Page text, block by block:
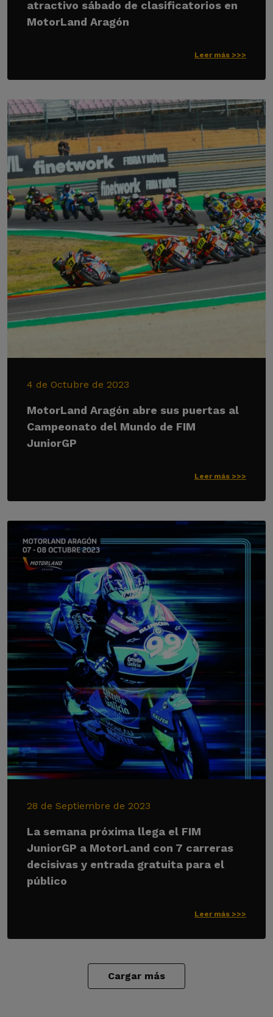
atractivo sábado de clasificatorios en
MotorLand Aragón
Leer más >>>
4 de Octubre de 2023
MotorLand Aragón abre sus puertas al
Campeonato del Mundo de FIM
JuniorGP
Leer más >>>
28 de Septiembre de 2023
La semana próxima llega el FIM
JuniorGP a MotorLand con 7 carreras
decisivas y entrada gratuita para el
público
Leer más >>>
Cargar más